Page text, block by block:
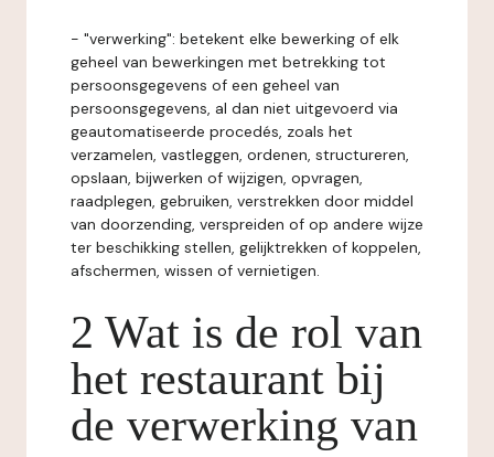
- "verwerking": betekent elke bewerking of elk
geheel van bewerkingen met betrekking tot
persoonsgegevens of een geheel van
persoonsgegevens, al dan niet uitgevoerd via
geautomatiseerde procedés, zoals het
verzamelen, vastleggen, ordenen, structureren,
opslaan, bijwerken of wijzigen, opvragen,
raadplegen, gebruiken, verstrekken door middel
van doorzending, verspreiden of op andere wijze
ter beschikking stellen, gelijktrekken of koppelen,
afschermen, wissen of vernietigen.
2 Wat is de rol van
het restaurant bij
de verwerking van